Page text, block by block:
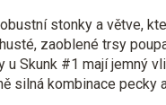
stonky a větve,
zaoblené trsy
Skunk #1 mají jemný
silná kombinace pecky